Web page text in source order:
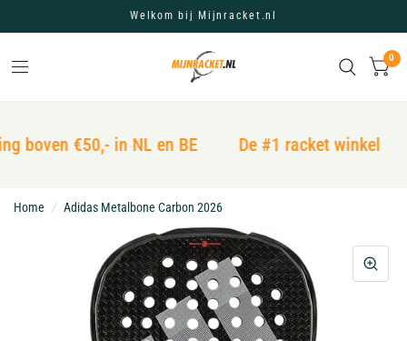
Welkom bij Mijnracket.nl
0
boven €50,- in NL en BE De #1 racket winkel
Home / Adidas Metalbone Carbon 2026